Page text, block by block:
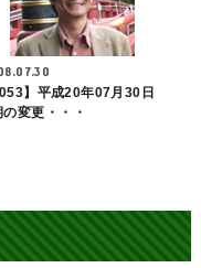
】平成20年07月30日
変更・・・